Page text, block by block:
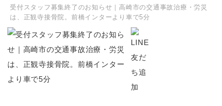
受付スタッフ募集終了のお知らせ｜高崎市の交通事故治療・労災
は、正観寺接骨院。前橋インターより車で5分